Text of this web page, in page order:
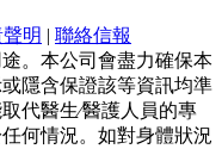
明 | 聯絡信報
。本公司會盡力確保本
隱含保證該等資訊均準
代醫生∕醫護人員的專
何情況。如對身體狀況